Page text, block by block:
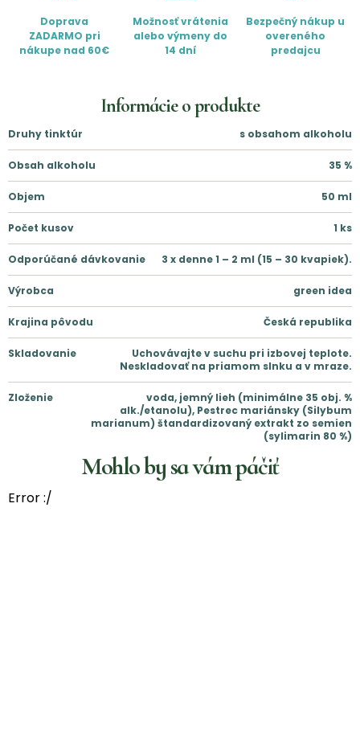
Doprava
ZADARMO pri
nákupe nad 60€
Možnosť vrátenia
alebo výmeny do
14 dní
Bezpečný nákup u
overeného
predajcu
Informácie o produkte
Druhy tinktúr s obsahom alkoholu
Obsah alkoholu 35 %
Objem 50 ml
Počet kusov 1 ks
Odporúčané dávkovanie 3 x denne 1 – 2 ml (15 – 30 kvapiek).
Výrobca green idea
Krajina pôvodu Česká republika
Skladovanie
Uchovávajte v suchu pri izbovej teplote.
Neskladovať na priamom slnku a v mraze.
Zloženie
voda, jemný lieh (minimálne 35 obj. %
alk./etanolu), Pestrec mariánsky (Silybum
marianum) štandardizovaný extrakt zo semien
(sylimarin 80 %)
Mohlo by sa vám páčiť
Error :/